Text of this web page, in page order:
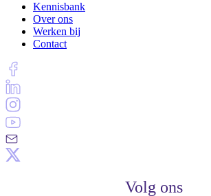
Kennisbank
Over ons
Werken bij
Contact
Volg ons